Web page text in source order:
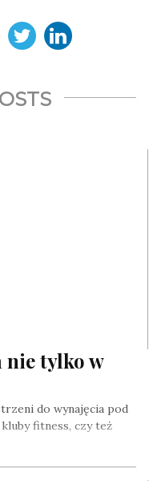
nie tylko w
do wynajęcia pod
fitness, czy też